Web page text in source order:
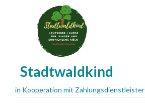
Stadtwaldkind
in Kooperation mit Zahlungsdienstleister